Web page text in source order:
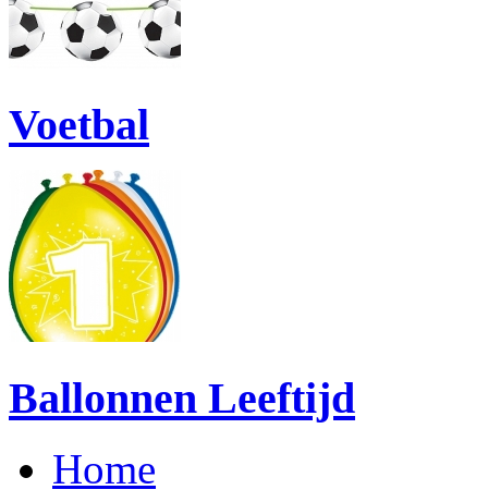
Voetbal
Ballonnen Leeftijd
Home